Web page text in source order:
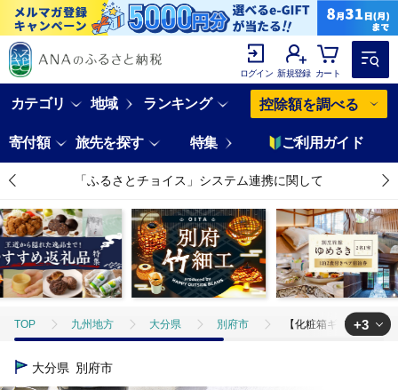
ログイン 新規登録 カート
カテゴリ 地域 ランキング 控除額を調べる
寄付額 旅先を探す 特集 ご利用ガイド
「ふるさとチョイス」システム連携に関して
TOP 九州地方 大分県 別府市 【化粧箱ギフト】薬
TOP
+3
大分県 別府市